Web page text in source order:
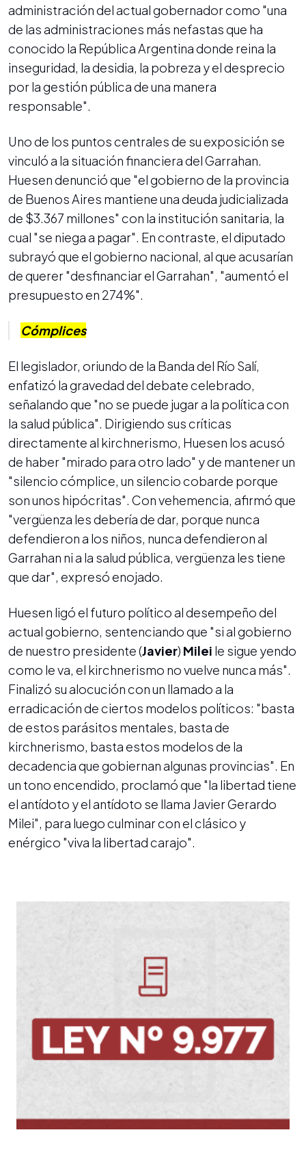
administración del actual gobernador como "una
de las administraciones más nefastas que ha
conocido la República Argentina donde reina la
inseguridad, la desidia, la pobreza y el desprecio
por la gestión pública de una manera
responsable".
Uno de los puntos centrales de su exposición se
vinculó a la situación financiera del Garrahan.
Huesen denunció que "el gobierno de la provincia
de Buenos Aires mantiene una deuda judicializada
de $3.367 millones" con la institución sanitaria, la
cual "se niega a pagar". En contraste, el diputado
subrayó que el gobierno nacional, al que acusarían
de querer "desfinanciar el Garrahan", "aumentó el
presupuesto en 274%".
Cómplices
El legislador, oriundo de la Banda del Río Salí,
enfatizó la gravedad del debate celebrado,
señalando que "no se puede jugar a la política con
la salud pública". Dirigiendo sus críticas
directamente al kirchnerismo, Huesen los acusó
de haber "mirado para otro lado" y de mantener un
"silencio cómplice, un silencio cobarde porque
son unos hipócritas". Con vehemencia, afirmó que
"vergüenza les debería de dar, porque nunca
defendieron a los niños, nunca defendieron al
Garrahan ni a la salud pública, vergüenza les tiene
que dar", expresó enojado.
Huesen ligó el futuro político al desempeño del
actual gobierno, sentenciando que "si al gobierno
de nuestro presidente (Javier) Milei le sigue yendo
como le va, el kirchnerismo no vuelve nunca más".
Finalizó su alocución con un llamado a la
erradicación de ciertos modelos políticos: "basta
de estos parásitos mentales, basta de
kirchnerismo, basta estos modelos de la
decadencia que gobiernan algunas provincias". En
un tono encendido, proclamó que "la libertad tiene
el antídoto y el antídoto se llama Javier Gerardo
Milei", para luego culminar con el clásico y
enérgico "viva la libertad carajo".